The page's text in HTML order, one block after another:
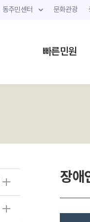
동주민센터 문화관광
빠른민원
장애